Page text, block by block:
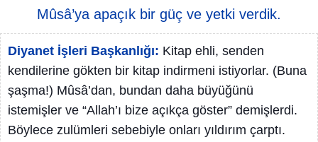
Mûsâ’ya apaçık bir güç ve yetki verdik.
Diyanet İşleri Başkanlığı: Kitap ehli, senden
kendilerine gökten bir kitap indirmeni istiyorlar. (Buna
şaşma!) Mûsâ’dan, bundan daha büyüğünü
istemişler ve “Allah’ı bize açıkça göster” demişlerdi.
Böylece zulümleri sebebiyle onları yıldırım çarptı.